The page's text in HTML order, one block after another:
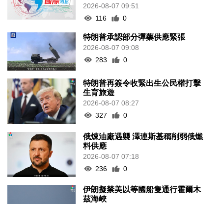
2026-08-07 09:51
116
0
特朗普承認部分彈藥供應緊張
2026-08-07 09:08
283
0
特朗普再簽令收緊出生公民權打擊
生育旅遊
2026-08-07 08:27
327
0
俄煉油廠遇襲 澤連斯基稱削弱俄燃
料供應
2026-08-07 07:18
236
0
伊朗擬禁美以等國船隻通行霍爾木
茲海峽